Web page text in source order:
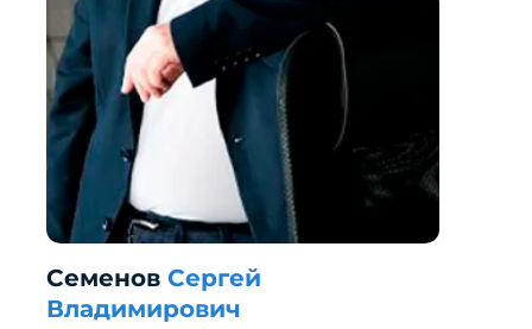
Семенов Сергей
Владимирович